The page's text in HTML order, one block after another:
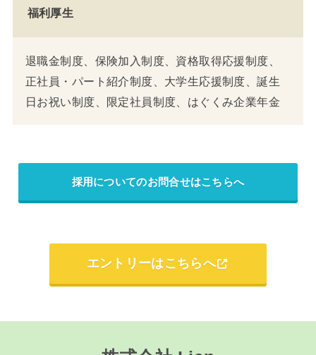
福利厚生
退職金制度、保険加入制度、資格取得応援制度、
正社員・パート紹介制度、大学生応援制度、誕生
日お祝い制度、限定社員制度、はぐくみ企業年金
採用についてのお問合せはこちらへ
エントリーはこちらへ